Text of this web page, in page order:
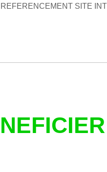
SITE